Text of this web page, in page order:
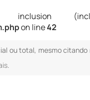
on line42
ou total, mesmo
.